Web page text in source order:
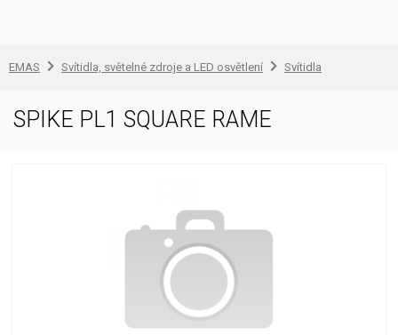
EMAS Svítidla, světelné zdroje a LED osvětlení Svítidla
SPIKE PL1 SQUARE RAME